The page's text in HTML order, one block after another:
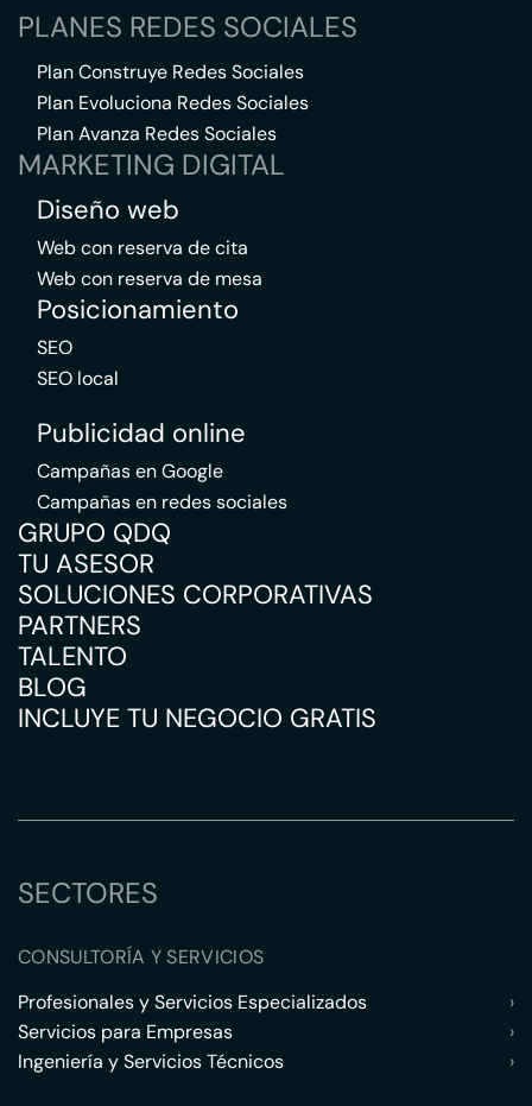
PLANES REDES SOCIALES
Plan Construye Redes Sociales
Plan Evoluciona Redes Sociales
Plan Avanza Redes Sociales
MARKETING DIGITAL
Diseño web
Web con reserva de cita
Web con reserva de mesa
Posicionamiento
SEO
SEO local
Publicidad online
Campañas en Google
Campañas en redes sociales
GRUPO QDQ
TU ASESOR
SOLUCIONES CORPORATIVAS
PARTNERS
TALENTO
BLOG
INCLUYE TU NEGOCIO GRATIS
SECTORES
CONSULTORÍA Y SERVICIOS
Profesionales y Servicios Especializados
›
Servicios para Empresas
›
Ingeniería y Servicios Técnicos
›